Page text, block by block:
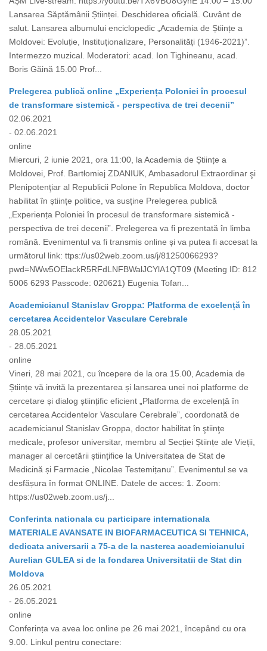
Lansarea Săptămânii Științei. Deschiderea oficială. Cuvânt de
salut. Lansarea albumului enciclopedic „Academia de Științe a
Moldovei: Evoluție, Instituționalizare, Personalități (1946-2021)”.
Intermezzo muzical. Moderatori: acad. Ion Tighineanu, acad.
Boris Găină 15.00 Prof...
Prelegerea publică online „Experiența Poloniei în procesul
de transformare sistemică - perspectiva de trei decenii”
02.06.2021
- 02.06.2021
online
Miercuri, 2 iunie 2021, ora 11:00, la Academia de Științe a
Moldovei, Prof. Bartłomiej ZDANIUK, Ambasadorul Extraordinar şi
Plenipotenţiar al Republicii Polone în Republica Moldova, doctor
habilitat în științe politice, va susține Prelegerea publică
„Experiența Poloniei în procesul de transformare sistemică -
perspectiva de trei decenii”. Prelegerea va fi prezentată în limba
română. Evenimentul va fi transmis online și va putea fi accesat la
următorul link: ttps://us02web.zoom.us/j/81250066293?
pwd=NWw5OElackR5RFdLNFBWalJCYlA1QT09 (Meeting ID: 812
5006 6293 Passcode: 020621) Eugenia Tofan...
Academicianul Stanislav Groppa: Platforma de excelență în
cercetarea Accidentelor Vasculare Cerebrale
28.05.2021
- 28.05.2021
online
Vineri, 28 mai 2021, cu începere de la ora 15.00, Academia de
Științe vă invită la prezentarea și lansarea unei noi platforme de
cercetare și dialog științific eficient „Platforma de excelență în
cercetarea Accidentelor Vasculare Cerebrale”, coordonată de
academicianul Stanislav Groppa, doctor habilitat în ştiinţe
medicale, profesor universitar, membru al Secției Științe ale Vieții,
manager al cercetării științifice la Universitatea de Stat de
Medicină și Farmacie „Nicolae Testemițanu”. Evenimentul se va
desfășura în format ONLINE. Datele de acces: 1. Zoom:
https://us02web.zoom.us/j...
Conferinta nationala cu participare internationala
MATERIALE AVANSATE IN BIOFARMACEUTICA SI TEHNICA,
dedicata aniversarii a 75-a de la nasterea academicianului
Aurelian GULEA si de la fondarea Universitatii de Stat din
Moldova
26.05.2021
- 26.05.2021
online
Conferința va avea loc online pe 26 mai 2021, începând cu ora
9.00. Linkul pentru conectare: